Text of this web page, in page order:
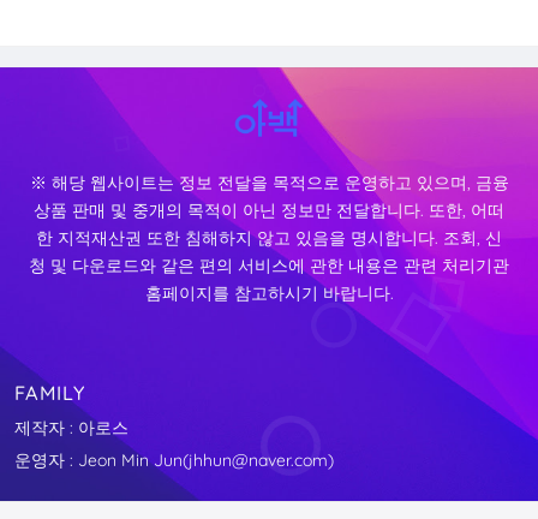
※ 해당 웹사이트는 정보 전달을 목적으로 운영하고 있으며, 금융
상품 판매 및 중개의 목적이 아닌 정보만 전달합니다. 또한, 어떠
한 지적재산권 또한 침해하지 않고 있음을 명시합니다. 조회, 신
청 및 다운로드와 같은 편의 서비스에 관한 내용은 관련 처리기관
홈페이지를 참고하시기 바랍니다.
FAMILY
제작자 : 아로스
운영자 : Jeon Min Jun(jhhun@naver.com)